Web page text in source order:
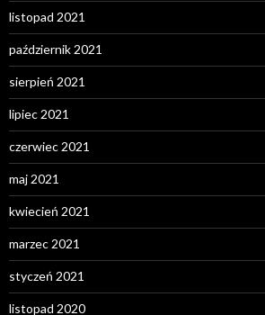
listopad 2021
październik 2021
sierpień 2021
lipiec 2021
czerwiec 2021
maj 2021
kwiecień 2021
marzec 2021
styczeń 2021
listopad 2020